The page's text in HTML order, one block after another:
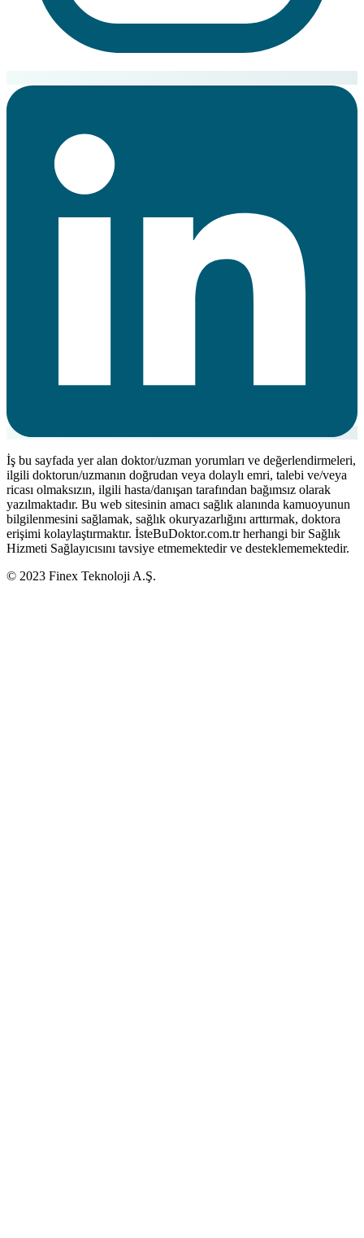
İş bu sayfada yer alan doktor/uzman yorumları ve değerlendirmeleri,
ilgili doktorun/uzmanın doğrudan veya dolaylı emri, talebi ve/veya
ricası olmaksızın, ilgili hasta/danışan tarafından bağımsız olarak
yazılmaktadır. Bu web sitesinin amacı sağlık alanında kamuoyunun
bilgilenmesini sağlamak, sağlık okuryazarlığını arttırmak, doktora
erişimi kolaylaştırmaktır. İsteBuDoktor.com.tr herhangi bir Sağlık
Hizmeti Sağlayıcısını tavsiye etmemektedir ve desteklememektedir.
© 2023 Finex Teknoloji A.Ş.